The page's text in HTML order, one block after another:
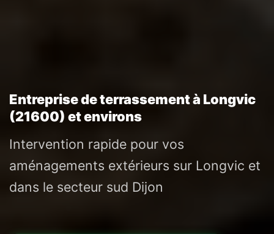
Entreprise de terrassement à Longvic
(21600) et environs
Intervention rapide pour vos
aménagements extérieurs sur Longvic et
dans le secteur sud Dijon